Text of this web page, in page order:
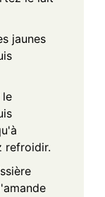
jaunes
le
refroidir.